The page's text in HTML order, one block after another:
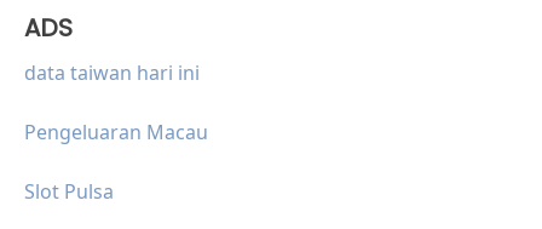
ADS
data taiwan hari ini
Pengeluaran Macau
Slot Pulsa